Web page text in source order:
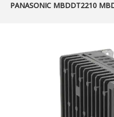
PANASONIC MBDDT2210